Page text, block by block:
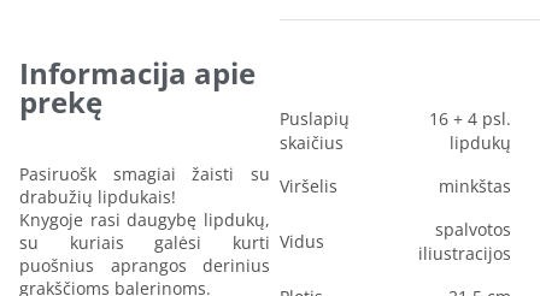
Informacija apie
prekę
Pasiruošk smagiai žaisti su
drabužių lipdukais!
Knygoje rasi daugybę lipdukų,
su kuriais galėsi kurti
puošnius aprangos derinius
grakščioms balerinoms.
Puslapių
skaičius
16 + 4 psl.
lipdukų
Viršelis
minkštas
Vidus
spalvotos
iliustracijos